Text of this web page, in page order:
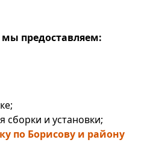
предоставляем:
сборки и установки;
по Борисову и району